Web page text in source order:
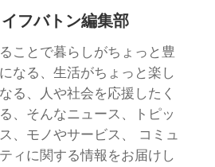
フバトン編集部
ことで暮らしがちょっと豊
なる、生活がちょっと楽し
る、人や社会を応援したく
、そんなニュース、トピッ
、モノやサービス、 コミュ
ィに関する情報をお届けし